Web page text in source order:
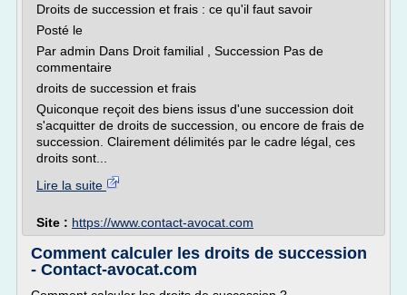
Droits de succession et frais : ce qu'il faut savoir
Posté le
Par admin Dans Droit familial , Succession Pas de
commentaire
droits de succession et frais
Quiconque reçoit des biens issus d'une succession doit
s'acquitter de droits de succession, ou encore de frais de
succession. Clairement délimités par le cadre légal, ces
droits sont...
Lire la suite
Site : https://www.contact-avocat.com
Comment calculer les droits de succession
- Contact-avocat.com